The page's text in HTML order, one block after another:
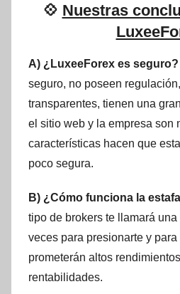
💠 Nuestras
A) ¿LuxeeForex es seguro?
seguro, no poseen
transparentes, tienen una
el sitio web y la empresa son
características hacen que
poco segura.
B) ¿Cómo funciona la
tipo de brokers te llamará
veces para presionarte y
prometerán altos
rentabilidades.